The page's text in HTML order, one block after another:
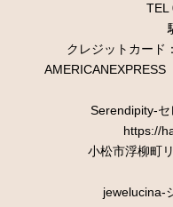
TEL
クレジットカー
Serendipity-
https://
小松市浮柳町
jewelucina-